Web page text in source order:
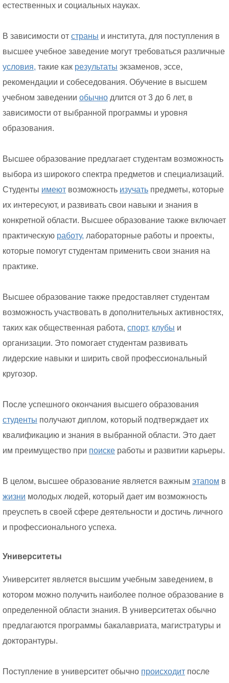
естественных и социальных науках.
В зависимости от страны и института, для поступления в
высшее учебное заведение могут требоваться различные
условия, такие как результаты экзаменов, эссе,
рекомендации и собеседования. Обучение в высшем
учебном заведении обычно длится от 3 до 6 лет, в
зависимости от выбранной программы и уровня
образования.
Высшее образование предлагает студентам возможность
выбора из широкого спектра предметов и специализаций.
Студенты имеют возможность изучать предметы, которые
их интересуют, и развивать свои навыки и знания в
конкретной области. Высшее образование также включает
практическую работу, лабораторные работы и проекты,
которые помогут студентам применить свои знания на
практике.
Высшее образование также предоставляет студентам
возможность участвовать в дополнительных активностях,
таких как общественная работа, спорт, клубы и
организации. Это помогает студентам развивать
лидерские навыки и ширить свой профессиональный
кругозор.
После успешного окончания высшего образования
студенты получают диплом, который подтверждает их
квалификацию и знания в выбранной области. Это дает
им преимущество при поиске работы и развитии карьеры.
В целом, высшее образование является важным этапом в
жизни молодых людей, который дает им возможность
преуспеть в своей сфере деятельности и достичь личного
и профессионального успеха.
Университеты
Университет является высшим учебным заведением, в
котором можно получить наиболее полное образование в
определенной области знания. В университетах обычно
предлагаются программы бакалавриата, магистратуры и
докторантуры.
Поступление в университет обычно происходит после